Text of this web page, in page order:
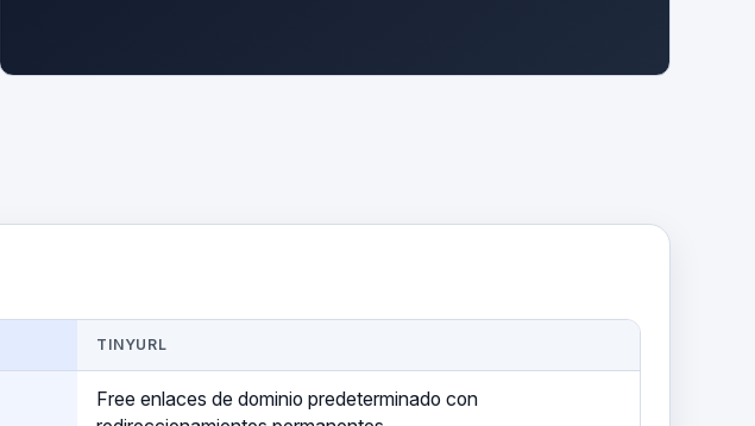
TINYURL
Free enlaces de dominio predeterminado con